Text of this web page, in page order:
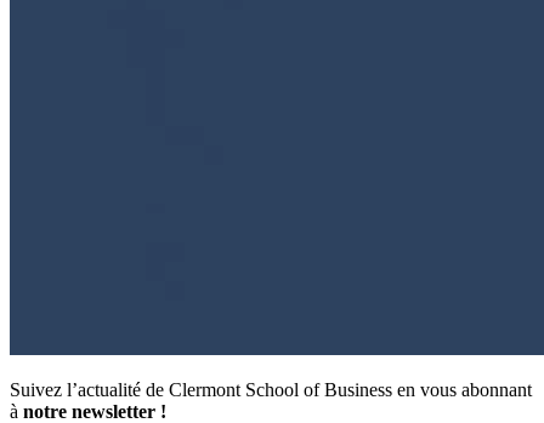
Suivez l’actualité de Clermont School of Business en vous abonnant
à notre newsletter !